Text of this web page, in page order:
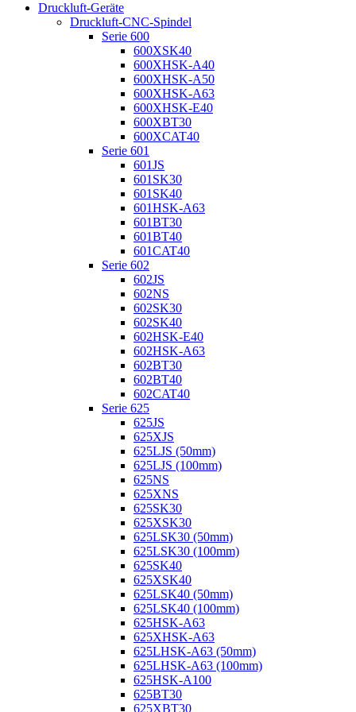
Druckluft-Geräte
Druckluft-CNC-Spindel
Serie 600
600XSK40
600XHSK-A40
600XHSK-A50
600XHSK-A63
600XHSK-E40
600XBT30
600XCAT40
Serie 601
601JS
601SK30
601SK40
601HSK-A63
601BT30
601BT40
601CAT40
Serie 602
602JS
602NS
602SK30
602SK40
602HSK-E40
602HSK-A63
602BT30
602BT40
602CAT40
Serie 625
625JS
625XJS
625LJS (50mm)
625LJS (100mm)
625NS
625XNS
625SK30
625XSK30
625LSK30 (50mm)
625LSK30 (100mm)
625SK40
625XSK40
625LSK40 (50mm)
625LSK40 (100mm)
625HSK-A63
625XHSK-A63
625LHSK-A63 (50mm)
625LHSK-A63 (100mm)
625HSK-A100
625BT30
625XBT30